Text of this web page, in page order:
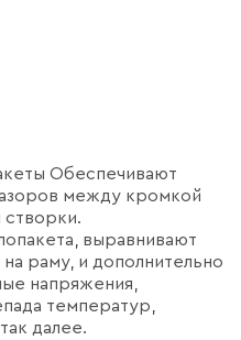
Обеспечивают
между кромкой
створки.
выравнивают
раму, и дополнительно
напряжения,
температур,
далее.